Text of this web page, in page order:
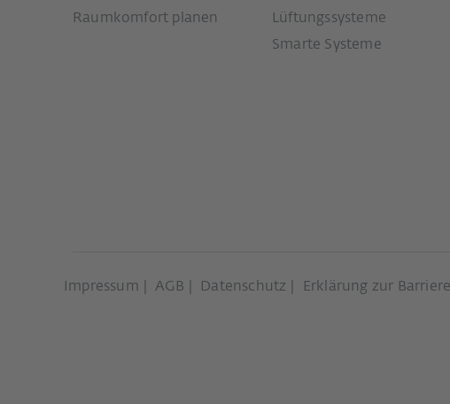
Raumkomfort planen
Lüftungssysteme
Smarte Systeme
Impressum AGB Datenschutz Erklärung zur